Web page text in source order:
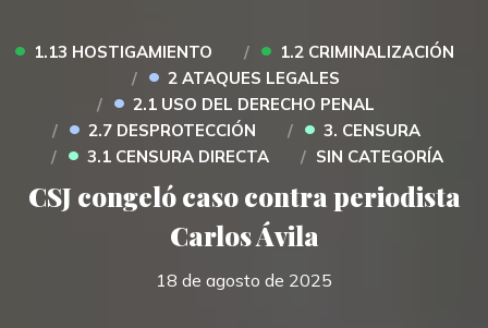
• 1.13 HOSTIGAMIENTO • 1.2 CRIMINALIZACIÓN
• 2 ATAQUES LEGALES
• 2.1 USO DEL DERECHO PENAL
• 2.7 DESPROTECCIÓN • 3. CENSURA
• 3.1 CENSURA DIRECTA SIN CATEGORÍA
CSJ congeló caso contra periodista
Carlos Ávila
18 de agosto de 2025